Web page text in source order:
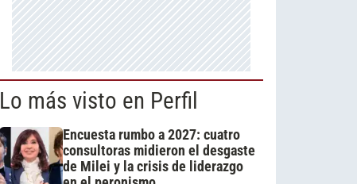
Lo más visto en Perfil
Encuesta rumbo a 2027: cuatro
consultoras midieron el desgaste
de Milei y la crisis de liderazgo